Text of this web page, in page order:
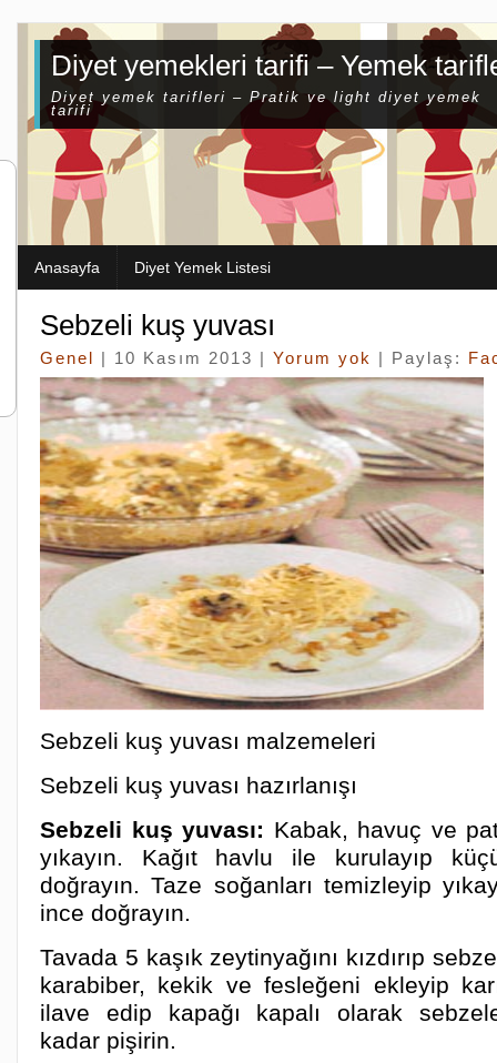
Diyet yemekleri tarifi – Yemek
Diyet yemek tarifleri – Pratik ve light diyet yemek
tarifi
Anasayfa Diyet Yemek Listesi
Sebzeli kuş yuvası
Genel | 10 Kasım 2013 | Yorum yok | Paylaş:
Sebzeli kuş yuvası malzemeleri
Sebzeli kuş yuvası hazırlanışı
Sebzeli kuş yuvası: Kabak, havuç ve
yıkayın. Kağıt havlu ile kurulayıp
doğrayın. Taze soğanları temizleyip
ince doğrayın.
Tavada 5 kaşık zeytinyağını kızdırıp
karabiber, kekik ve fesleğeni ekleyip
ilave edip kapağı kapalı olarak
kadar pişirin.